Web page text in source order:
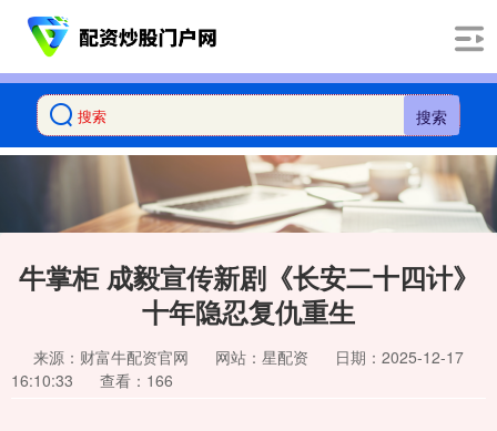
搜索
牛掌柜 成毅宣传新剧《长安二十四计》
十年隐忍复仇重生
来源：财富牛配资官网 网站：星配资
日期：2025-12-17
16:10:33
查看：166